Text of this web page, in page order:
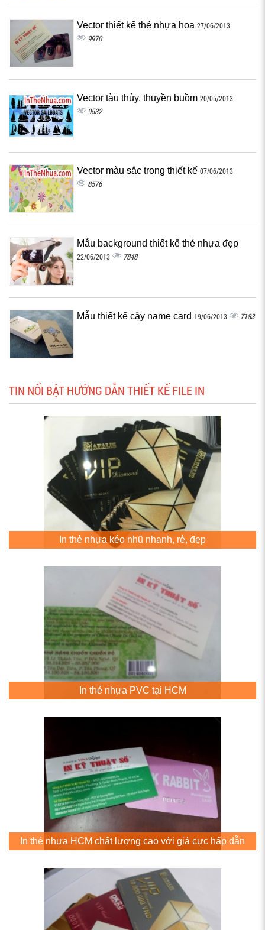
Vector thiết kế thẻ nhựa hoa 27/06/2013
9970
Vector tàu thủy, thuyền buồm 20/05/2013
9532
Vector màu sắc trong thiết kế 07/06/2013
8576
Mẫu background thiết kế thẻ nhựa đẹp
22/06/2013 7848
Mẫu thiết kế cây name card 19/06/2013 7183
TIN NỔI BẬT HƯỚNG DẪN THIẾT KẾ FILE IN
In thẻ nhựa kéo nhũ nhanh, rẻ, đẹp
In thẻ nhựa PVC tại HCM
In thẻ nhựa HCM chất lượng cao với giá cực hấp dẫn